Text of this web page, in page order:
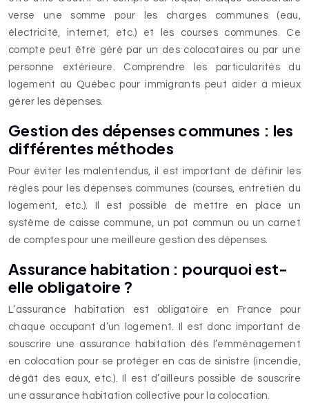
verse une somme pour les charges communes (eau,
électricité, internet, etc.) et les courses communes. Ce
compte peut être géré par un des colocataires ou par une
personne extérieure. Comprendre les particularités du
logement au Québec pour immigrants peut aider à mieux
gérer les dépenses.
Gestion des dépenses communes : les
différentes méthodes
Pour éviter les malentendus, il est important de définir les
règles pour les dépenses communes (courses, entretien du
logement, etc.). Il est possible de mettre en place un
système de caisse commune, un pot commun ou un carnet
de comptes pour une meilleure gestion des dépenses.
Assurance habitation : pourquoi est-
elle obligatoire ?
L’assurance habitation est obligatoire en France pour
chaque occupant d’un logement. Il est donc important de
souscrire une assurance habitation dès l’emménagement
en colocation pour se protéger en cas de sinistre (incendie,
dégât des eaux, etc.). Il est d’ailleurs possible de souscrire
une assurance habitation collective pour la colocation.